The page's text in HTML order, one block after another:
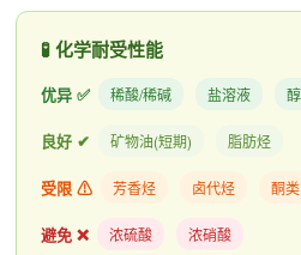
🧪 化学耐受性能
优异 ✅ 稀酸/稀碱 盐溶液
良好 ✔ 矿物油(短期) 脂肪烃
受限 ⚠ 芳香烃 卤代烃 酮类
避免 ❌ 浓硫酸 浓硝酸